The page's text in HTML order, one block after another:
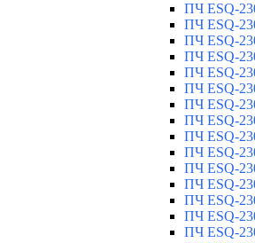
ПЧ ESQ-
ПЧ ESQ-
ПЧ ESQ-
ПЧ ESQ-
ПЧ ESQ-
ПЧ ESQ-
ПЧ ESQ-
ПЧ ESQ-
ПЧ ESQ-
ПЧ ESQ-
ПЧ ESQ-
ПЧ ESQ-
ПЧ ESQ-
ПЧ ESQ-
ПЧ ESQ-